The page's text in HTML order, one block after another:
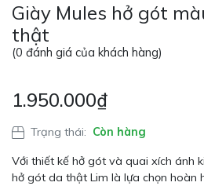
Giày Mules hở gót
thật
(0 đánh giá của khách hàng)
1.950.000₫
Trạng thái: Còn hàng
Với thiết kế hở gót và quai xích ánh
hở gót da thật Lim là lựa chọn hoàn